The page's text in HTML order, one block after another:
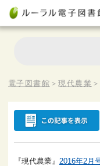
電子図書館 ＞現代農業 ＞
『現代農業』 2016年2月